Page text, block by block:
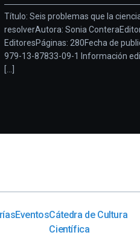
Título: Seis problemas que la
resolverAutora: Sonia
EditoresPáginas: 280Fecha de
979-13-87833-09-1 Información
[...]
EventosCátedra de Cultura
Científica